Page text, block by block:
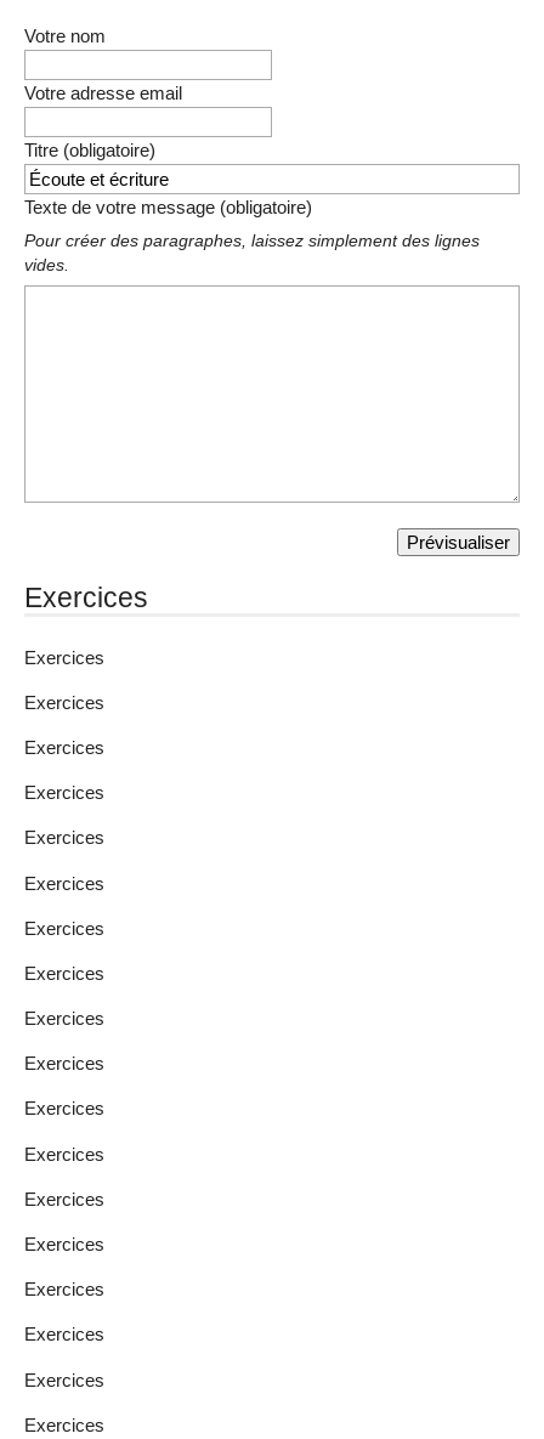
Votre nom
Votre adresse email
Titre (obligatoire)
Texte de votre message (obligatoire)
Pour créer des paragraphes, laissez simplement des lignes
vides.
Exercices
Exercices
Exercices
Exercices
Exercices
Exercices
Exercices
Exercices
Exercices
Exercices
Exercices
Exercices
Exercices
Exercices
Exercices
Exercices
Exercices
Exercices
Exercices